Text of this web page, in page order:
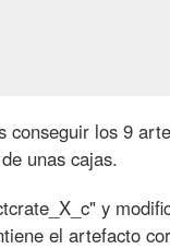
conseguir los 9
unas cajas.
y
el artefacto